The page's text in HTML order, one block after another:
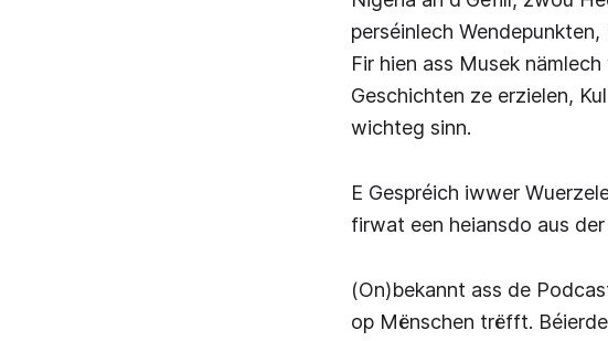
perséinlech
Fir hien ass Musek
Geschichten ze erzielen,
wichteg sinn.
E Gespréich iwwer
firwat een heiansdo aus
(On)bekannt ass de
op Mënschen trëfft.